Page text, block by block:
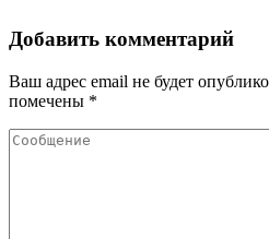
Добавить комментарий
Ваш адрес email не будет
помечены *